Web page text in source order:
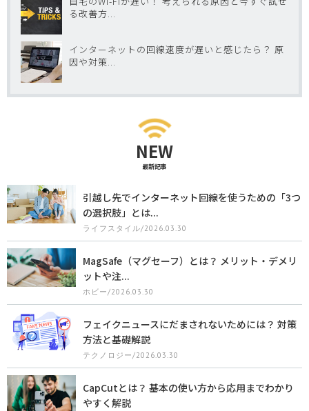
る改善方...
インターネットの回線速度が遅いと感じたら？ 原
因や対策...
NEW
最新記事
引越し先でインターネット回線を使うための「3つ
の選択肢」とは...
ライフスタイル/2026.03.30
MagSafe（マグセーフ）とは？ メリット・デメリ
ットや注...
ホビー/2026.03.30
フェイクニュースにだまされないためには？ 対策
方法と基礎解説
テクノロジー/2026.03.30
CapCutとは？ 基本の使い方から応用までわかり
やすく解説